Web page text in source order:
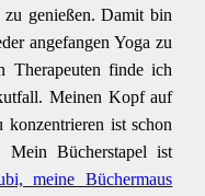
genießen. Damit bin
angefangen Yoga zu
Therapeuten finde ich
Meinen Kopf auf
ist schon
Mein Bücherstapel ist
meine Büchermaus